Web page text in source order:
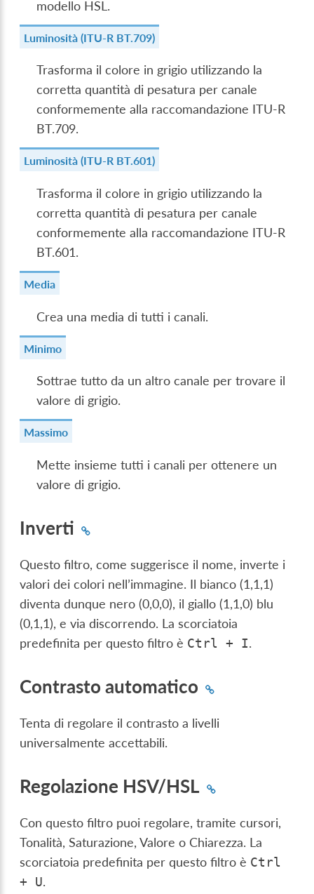
modello HSL.
Luminosità (ITU-R BT.709)
Trasforma il colore in grigio utilizzando la
corretta quantità di pesatura per canale
conformemente alla raccomandazione ITU-R
BT.709.
Luminosità (ITU-R BT.601)
Trasforma il colore in grigio utilizzando la
corretta quantità di pesatura per canale
conformemente alla raccomandazione ITU-R
BT.601.
Media
Crea una media di tutti i canali.
Minimo
Sottrae tutto da un altro canale per trovare il
valore di grigio.
Massimo
Mette insieme tutti i canali per ottenere un
valore di grigio.
Inverti
Questo filtro, come suggerisce il nome, inverte i
valori dei colori nell’immagine. Il bianco (1,1,1)
diventa dunque nero (0,0,0), il giallo (1,1,0) blu
(0,1,1), e via discorrendo. La scorciatoia
predefinita per questo filtro è Ctrl + I.
Contrasto automatico
Tenta di regolare il contrasto a livelli
universalmente accettabili.
Regolazione HSV/HSL
Con questo filtro puoi regolare, tramite cursori,
Tonalità, Saturazione, Valore o Chiarezza. La
scorciatoia predefinita per questo filtro è Ctrl
+
U.